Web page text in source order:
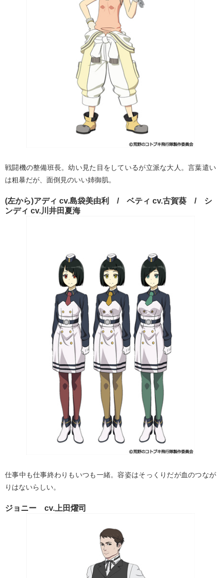
戦闘機の整備班長。幼い見た目をしているが立派な大人。言葉遣い
は粗暴だが、面倒見のいい姉御肌。
(左から)アディ cv.島袋美由利 / ベティ cv.古賀葵 / シ
ンディ cv.川井田夏海
仕事中も仕事終わりもいつも一緒。容姿はそっくりだが血のつなが
りはないらしい。
ジョニー cv.上田燿司